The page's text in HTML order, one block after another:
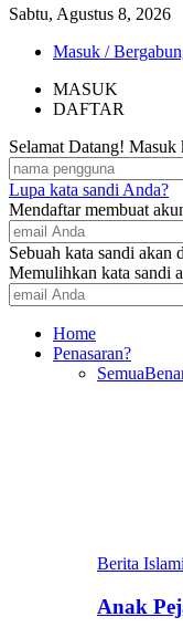
Sabtu, Agustus 8, 2026
Masuk /
MASUK
DAFTAR
Selamat Datang! Masuk
Lupa kata sandi Anda?
Mendaftar membuat
Sebuah kata sandi
Memulihkan kata sandi
Home
Penasaran?
Semua
Berita Islami
Anak